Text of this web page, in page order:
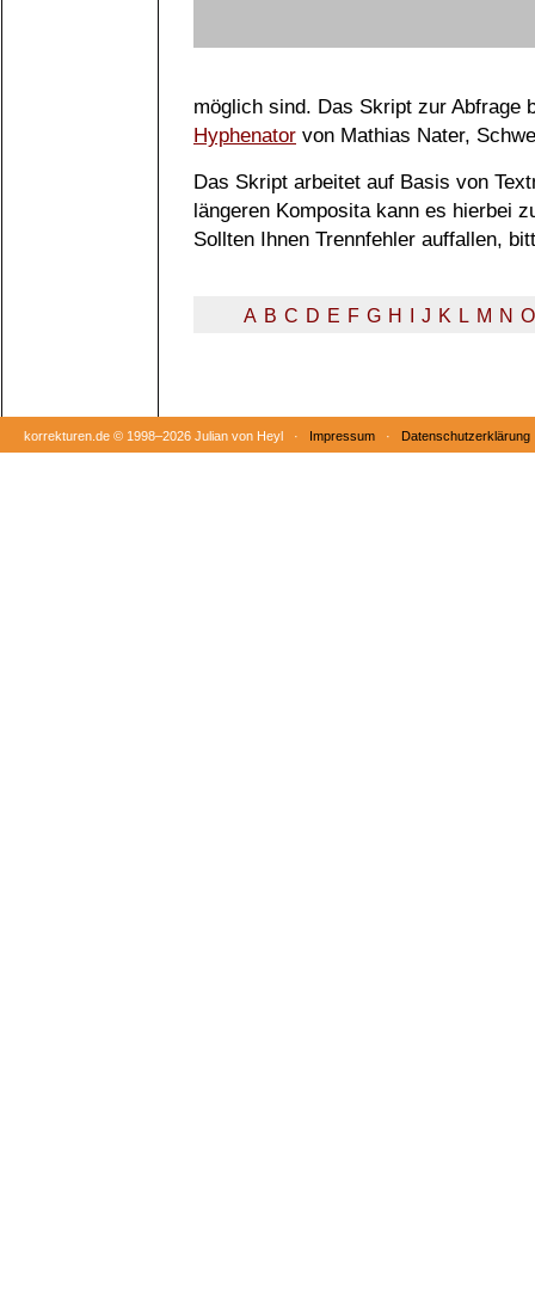
möglich sind. Das Skript zur Abfrage
Hyphenator von Mathias Nater,
Das Skript arbeitet auf Basis von
längeren Komposita kann es hierbei
Sollten Ihnen Trennfehler auffallen,
A B C D E F G H J K L M N O
korrekturen.de © 1998–2026 Julian von Heyl · Impressum · Datenschutzerklärung